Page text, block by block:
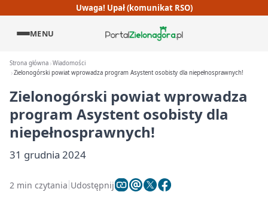
Uwaga! Upał (komunikat RSO)
MENU
Strona główna Wiadomości
Zielonogórski powiat wprowadza program Asystent osobisty dla niepełnosprawnych!
Zielonogórski powiat wprowadza
program Asystent osobisty dla
niepełnosprawnych!
31 grudnia 2024
2 min czytania Udostępnij